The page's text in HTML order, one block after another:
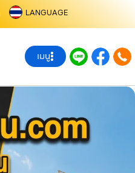
LANGUAGE
เมนู